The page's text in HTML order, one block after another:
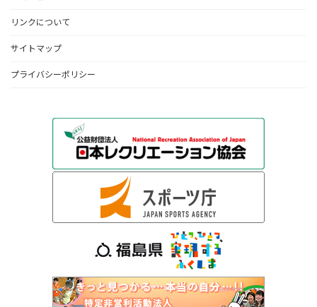
リンクについて
サイトマップ
プライバシーポリシー